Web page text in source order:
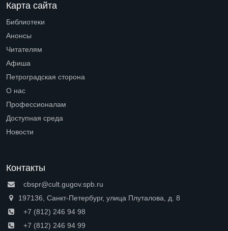
Карта сайта
Библиотеки
Анонсы
Читателям
Афиша
Петроградская сторона
О нас
Профессионалам
Доступная среда
Новости
Контакты
cbspr@cult.gugov.spb.ru
197136, Санкт-Петербург, улица Плуталова, д. 8
+7 (812) 246 94 98
+7 (812) 246 94 99